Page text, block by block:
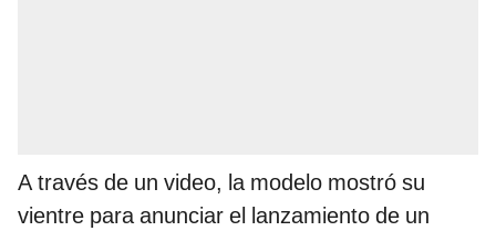
A través de un video, la modelo mostró su
vientre para anunciar el lanzamiento de un